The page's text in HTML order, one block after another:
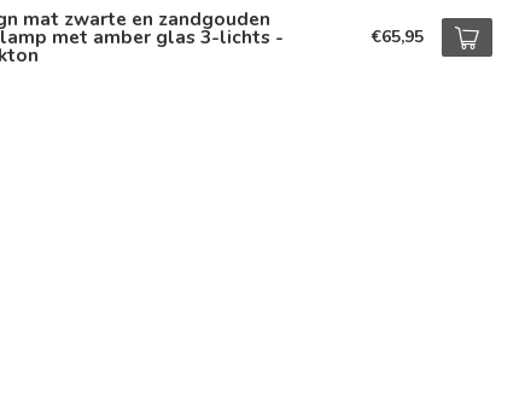
mat zwarte en zandgouden
met amber glas 3-lichts - €65,95